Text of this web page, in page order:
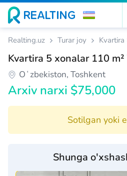
Realting.uz Turar joy
Kvartira 5 xonalar 110
Oʻzbekiston, Toshkent
Arxiv narxi $75,000
Sotilgan yoki
Shunga